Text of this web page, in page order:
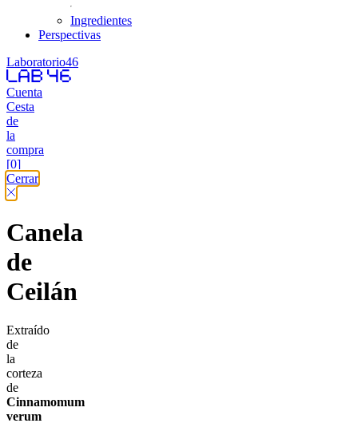
Ingredientes
Perspectivas
Laboratorio46
Cuenta
Cesta
de
la
compra
[0]
Cerrar
Canela
de
Ceilán
Extraído
de
la
corteza
de
Cinnamomum
verum